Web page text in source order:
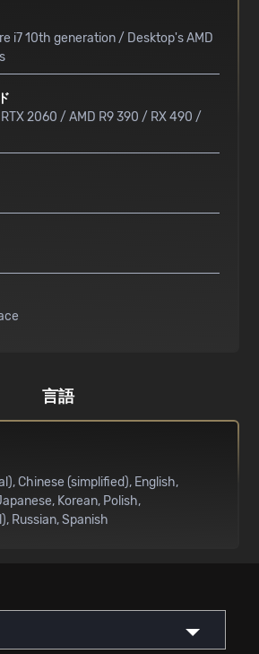
i7 10th generation / Desktop's AMD
2060 / AMD R9 390 / RX 490 /
言語
Chinese (simplified) English
Korean Polish
Russian Spanish